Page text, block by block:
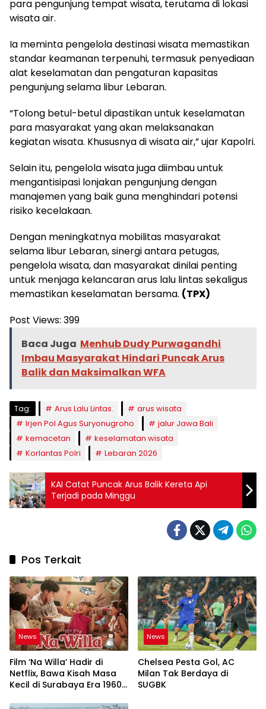
para pengunjung tempat wisata, terutama di lokasi
wisata air.
Ia meminta pengelola destinasi wisata memastikan
standar keamanan terpenuhi, termasuk penyediaan
alat keselamatan dan pengaturan kapasitas
pengunjung selama libur Lebaran.
“Tolong betul-betul dipastikan untuk keselamatan
para masyarakat yang akan melaksanakan
kegiatan wisata. Khususnya di wisata air,” ujar Kapolri.
Selain itu, pengelola wisata juga diimbau untuk
mengantisipasi lonjakan pengunjung dengan
manajemen yang baik guna menghindari potensi
risiko kecelakaan.
Dengan meningkatnya mobilitas masyarakat
selama libur Lebaran, sinergi antara petugas,
pengelola wisata, dan masyarakat dinilai penting
untuk menjaga kelancaran arus lalu lintas sekaligus
memastikan keselamatan bersama. (TPX)
Post Views: 399
Baca Juga Menhub Dudy Purwagandhi
Imbau Masyarakat Hindari Puncak Arus
Balik dan Maksimalkan WFA
Tag: Arus Lalu Lintas.
arus wisata
Irjen Pol Agus Suryonugroho
jalur Jawa Bali
kemacetan
keselamatan wisata
Korlantas Polri
Lebaran 2026
KAI Catat Puncak Arus Balik Kereta Api
Terjadi pada Minggu
Pos Terkait
News
Film ‘Na Willa’ Hadir di
Netflix, Bawa Kisah Masa
Kecil di Surabaya Era 1960-
News
Chelsea Pesta Gol, AC
Milan Tak Berdaya di
SUGBK